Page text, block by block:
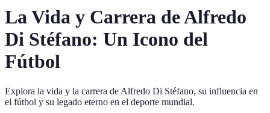
La Vida y Carrera de Alfredo
Di Stéfano: Un Icono del
Fútbol
Explora la vida y la carrera de Alfredo Di Stéfano, su influencia en
el fútbol y su legado eterno en el deporte mundial.